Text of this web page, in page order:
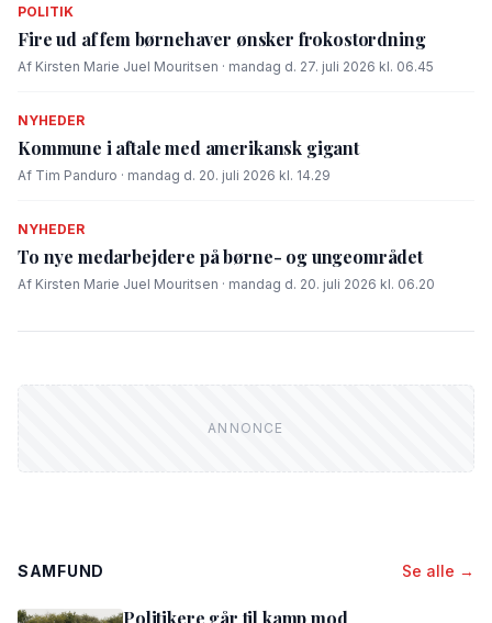
POLITIK
Fire ud af fem børnehaver ønsker frokostordning
Af Kirsten Marie Juel Mouritsen · mandag d. 27. juli 2026 kl. 06.45
NYHEDER
Kommune i aftale med amerikansk gigant
Af Tim Panduro · mandag d. 20. juli 2026 kl. 14.29
NYHEDER
To nye medarbejdere på børne- og ungeområdet
Af Kirsten Marie Juel Mouritsen · mandag d. 20. juli 2026 kl. 06.20
SAMFUND Se alle →
Politikere går til kamp mod